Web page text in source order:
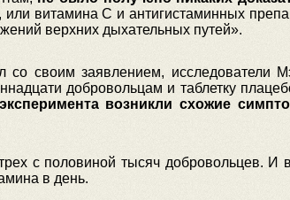
витамина С и антигистаминных
верхних дыхательных путей».
своим заявлением, исследователи
добровольцам и таблетку
возникли схожие
с половиной тысяч добровольцев. И
в день.